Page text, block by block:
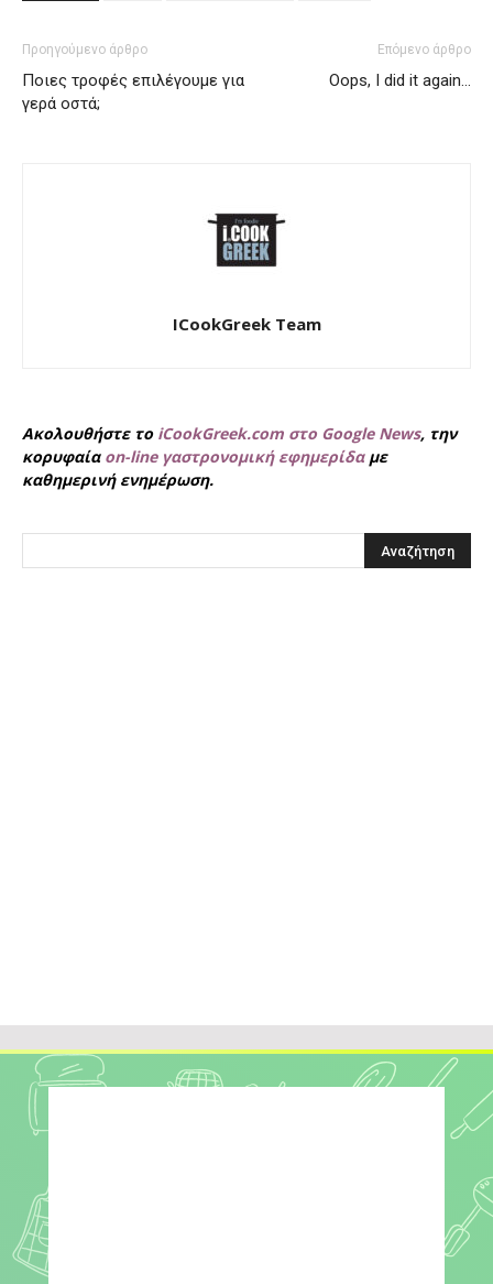
Προηγούμενο άρθρο
Ποιες τροφές επιλέγουμε για
γερά οστά;
Επόμενο άρθρο
Oops, I did it again…
ICookGreek Team
Ακολουθήστε το iCookGreek.com στο Google News, την
κορυφαία on-line γαστρονομική εφημερίδαμε
καθημερινή ενημέρωση.